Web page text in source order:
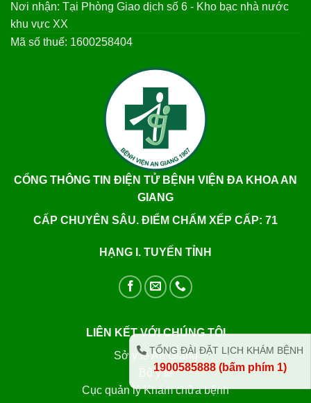
Nơi nhận: Tại Phòng Giao dịch số 6 - Kho bạc nhà nước
khu vực XX
Mã số thuế: 1600258404
CỔNG THÔNG TIN ĐIỆN TỬ BỆNH VIỆN ĐA KHOA AN
GIANG
CẤP CHUYÊN SÂU. ĐIỂM CHẤM XẾP CẤP: 71
HẠNG I. TUYẾN TỈNH
LIÊN KẾT VỚI CHÚNG TÔI
Sở y tế An Giang
Bộ y tế
Cục quản lý Khám chữa bệnh
TỔNG ĐÀI ĐẶT LỊCH KHÁM BỆNH
1900585888 (bấm phím 1)